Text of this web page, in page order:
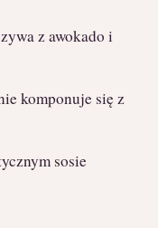
z awokado i
komponuje się z
sosie